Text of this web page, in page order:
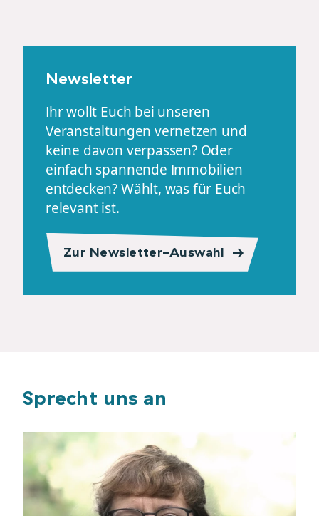
Newsletter
Ihr wollt Euch bei unseren
Veranstaltungen vernetzen und
keine davon verpassen? Oder
einfach spannende Immobilien
entdecken? Wählt, was für Euch
relevant ist.
Zur Newsletter-Auswahl
Sprecht uns an